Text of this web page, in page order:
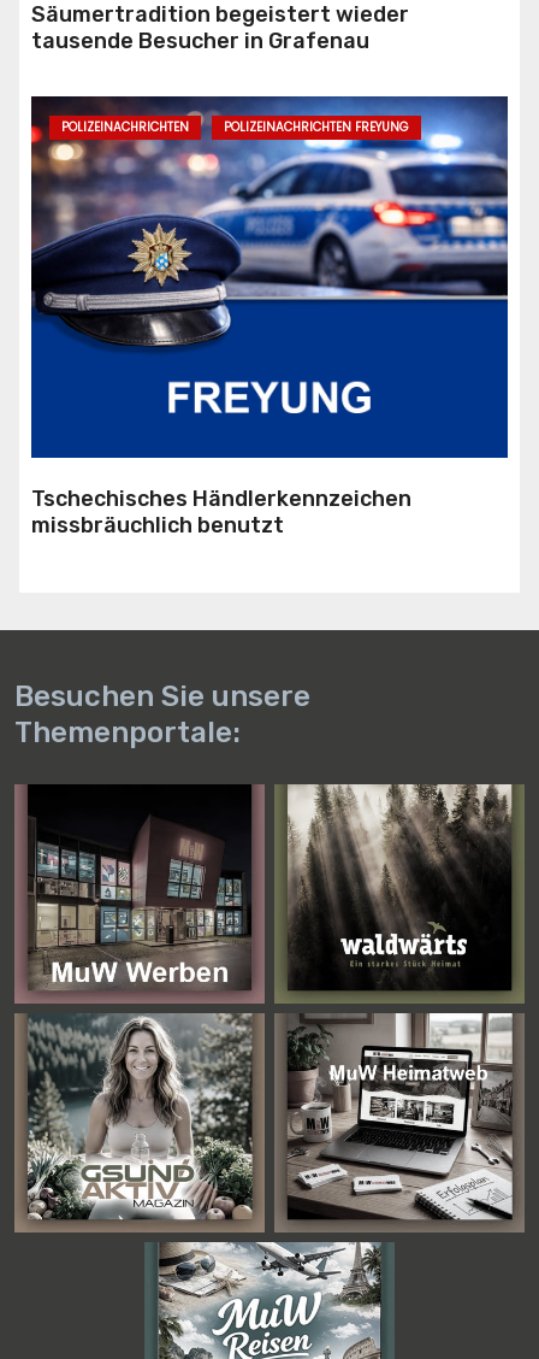
Säumertradition begeistert wieder
tausende Besucher in Grafenau
POLIZEINACHRICHTEN POLIZEINACHRICHTEN FREYUNG
Tschechisches Händlerkennzeichen
missbräuchlich benutzt
Besuchen Sie unsere
Themenportale: